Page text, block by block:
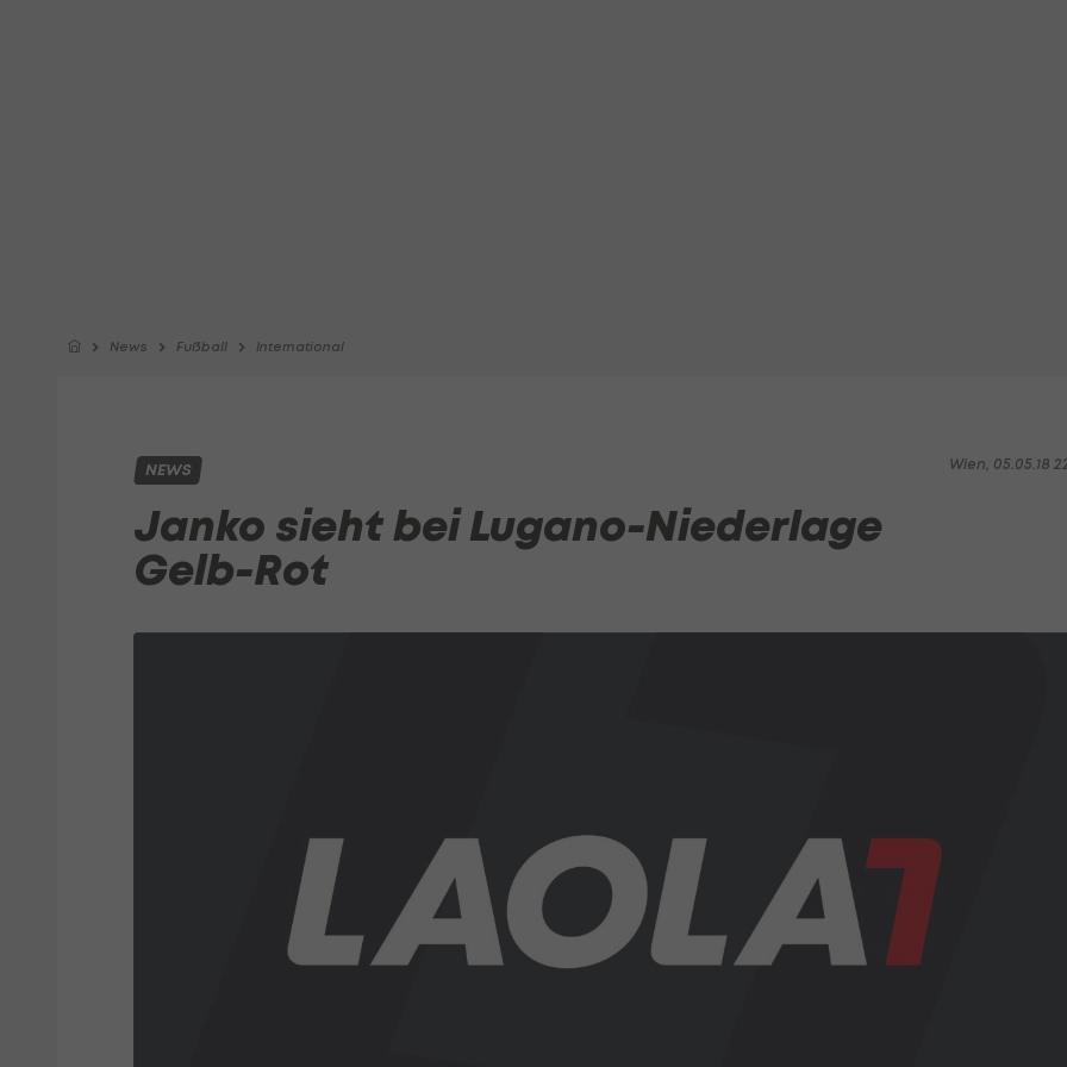
News Fußball International
Wien, 05.05.18
NEWS
Janko sieht bei Lugano-Niederlage
Gelb-Rot